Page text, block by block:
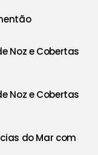
Noz e Cobertas
Noz e Cobertas
do Mar com